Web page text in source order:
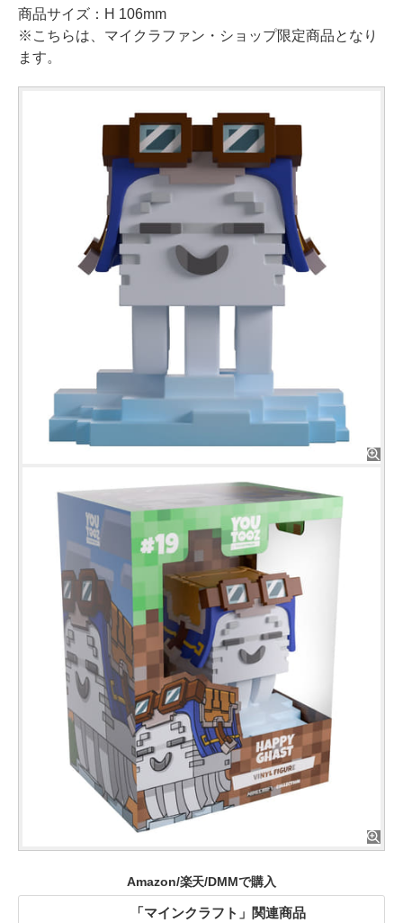
商品サイズ：H 106mm
※こちらは、マイクラファン・ショップ限定商品となり
ます。
Amazon/楽天/DMMで購入
「マインクラフト」関連商品